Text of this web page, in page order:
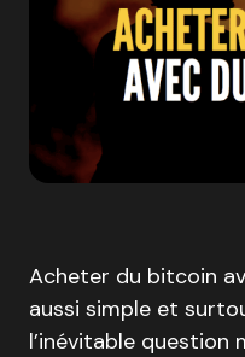
Acheter du bitcoin
aussi simple et
l’inévitable question